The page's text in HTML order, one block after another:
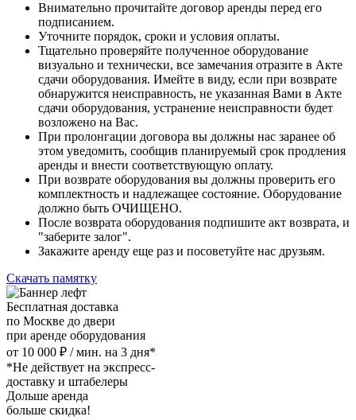
Внимательно прочитайте договор аренды перед его
подписанием.
Уточните порядок, сроки и условия оплаты.
Тщательно проверяйте полученное оборудование
визуально и технически, все замечания отразите в Акте
сдачи оборудования. Имейте в виду, если при возврате
обнаружится неисправность, не указанная Вами в Акте
сдачи оборудования, устранение неисправности будет
возложено на Вас.
При пролонгации договора вы должны нас заранее об
этом уведомить, сообщив планируемый срок продления
аренды и внести соответствующую оплату.
При возврате оборудования вы должны проверить его
комплектность и надлежащее состояние. Оборудование
должно быть ОЧИЩЕНО.
После возврата оборудования подпишите акт возврата, и
"заберите залог".
Закажите аренду еще раз и посоветуйте нас друзьям.
Скачать памятку
Бесплатная доставка
по Москве до двери
при аренде оборудования
от 10 000 ₽ / мин. на 3 дня*
*Не действует на экспресс-
доставку и штабелеры
Дольше аренда
больше скидка!